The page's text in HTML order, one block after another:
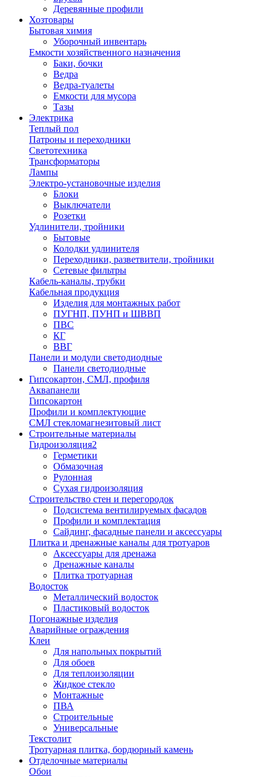
Деревянные профили
Хозтовары
Бытовая химия
Уборочный инвентарь
Емкости хозяйственного назначения
Баки, бочки
Ведра
Ведра-туалеты
Емкости для мусора
Тазы
Электрика
Теплый пол
Патроны и переходники
Светотехника
Трансформаторы
Лампы
Электро-установочные изделия
Блоки
Выключатели
Розетки
Удлинители, тройники
Бытовые
Колодки удлинителя
Переходники, разветвители, тройники
Сетевые фильтры
Кабель-каналы, трубки
Кабельная продукция
Изделия для монтажных работ
ПУГНП, ПУНП и ШВВП
ПВС
КГ
ВВГ
Панели и модули светодиодные
Панели светодиодные
Гипсокартон, СМЛ, профиля
Аквапанели
Гипсокартон
Профили и комплектующие
СМЛ стекломагнезитовый лист
Строительные материалы
Гидроизоляция2
Герметики
Обмазочная
Рулонная
Сухая гидроизоляция
Строительство стен и перегородок
Подсистема вентилируемых фасадов
Профили и комплектация
Сайдинг, фасадные панели и аксессуары
Плитка и дренажные каналы для тротуаров
Аксессуары для дренажа
Дренажные каналы
Плитка тротуарная
Водосток
Металлический водосток
Пластиковый водосток
Погонажные изделия
Аварийные ограждения
Клеи
Для напольных покрытий
Для обоев
Для теплоизоляции
Жидкое стекло
Монтажные
ПВА
Строительные
Универсальные
Текстолит
Тротуарная плитка, бордюрный камень
Отделочные материалы
Обои